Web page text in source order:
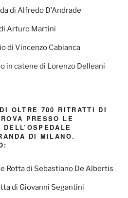
di Alfredo D’Andrade
Arturo Martini
di Vincenzo Cabianca
in catene di Lorenzo Delleani
OLTRE 700 RITRATTI DI
PRESSO LE
DELL’OSPEDALE
DI MILANO.
Rotta di Sebastiano De Albertis
di Giovanni Segantini